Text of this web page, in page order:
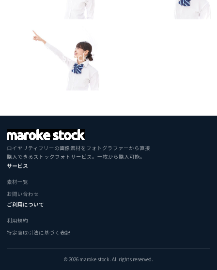
ロイヤリティフリーの画像素材をフォトグラファーから直接
購入できるストックフォトサービス。一枚から購入可能。
サービス
素材一覧
お問い合わせ
ご利用について
利用規約
特定商取引法に基づく表記
© 2026 maroke stock. All rights reserved.